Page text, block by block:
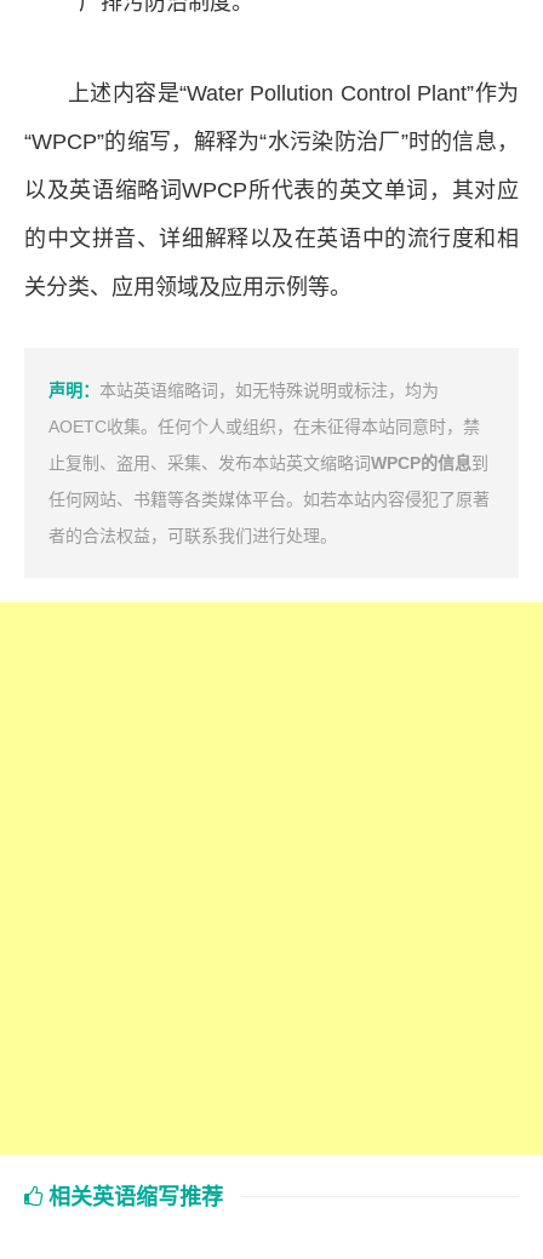
上述内容是“Water Pollution Control Plant”作为
“WPCP”的缩写，解释为“水污染防治厂”时的信息，
以及英语缩略词WPCP所代表的英文单词，其对应
的中文拼音、详细解释以及在英语中的流行度和相
关分类、应用领域及应用示例等。
声明： 本站英语缩略词，如无特殊说明或标注，均为
AOETC收集。任何个人或组织，在未征得本站同意时，禁
止复制、盗用、采集、发布本站英文缩略词WPCP的信息到
任何网站、书籍等各类媒体平台。如若本站内容侵犯了原著
者的合法权益，可联系我们进行处理。
相关英语缩写推荐